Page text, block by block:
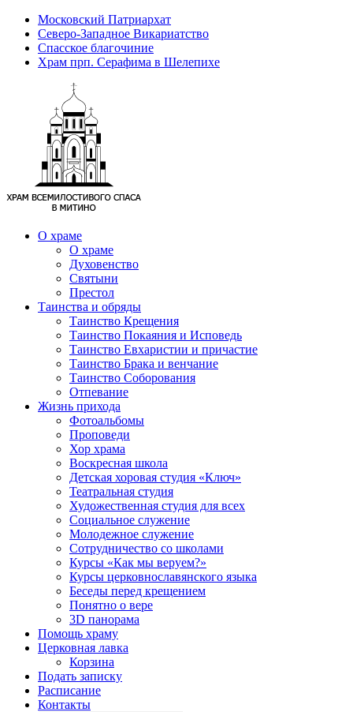
Московский Патриархат
Северо-Западное Викариатство
Спасское благочиние
Храм прп. Серафима в Шелепихе
О храме
О храме
Духовенство
Святыни
Престол
Таинства и обряды
Таинство Крещения
Таинство Покаяния и Исповедь
Таинство Евхаристии и причастие
Таинство Брака и венчание
Таинство Соборования
Отпевание
Жизнь прихода
Фотоальбомы
Проповеди
Хор храма
Воскресная школа
Детская хоровая студия «Ключ»
Театральная студия
Х​удожественная студия для всех
Социальное служение
Молодежное служение
Сотрудничество со школами
Курсы «Как мы веруем?»
Курсы церковнославянского языка
Беседы перед крещением
Понятно о вере
3D панорама
Помощь храму
Церковная лавка
Корзина
Подать записку
Расписание
Контакты